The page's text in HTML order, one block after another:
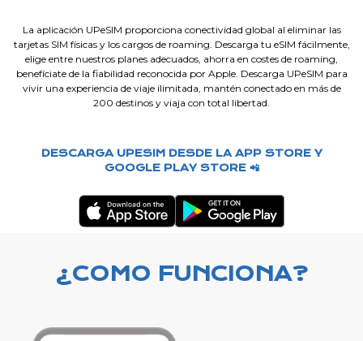
La aplicación UPeSIM proporciona conectividad global al eliminar las
tarjetas SIM físicas y los cargos de roaming. Descarga tu eSIM fácilmente,
elige entre nuestros planes adecuados, ahorra en costes de roaming,
benefíciate de la fiabilidad reconocida por Apple. Descarga UPeSIM para
vivir una experiencia de viaje ilimitada, mantén conectado en más de
200 destinos y viaja con total libertad.
DESCARGA UPESIM DESDE LA APP STORE Y
GOOGLE PLAY STORE 📲
¿COMO FUNCIONA?